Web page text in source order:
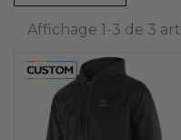
CYCLISME(3)
ESPACE CLUB (4)
BOUTIQUE CLUB
CATÉGORIES DE
Affichage 1-3 de 3